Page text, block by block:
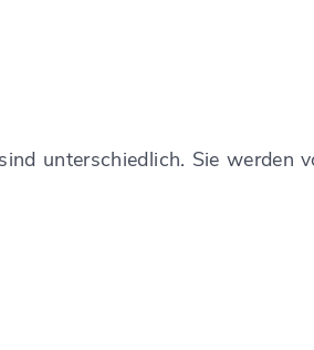
unterschiedlich. Sie werden